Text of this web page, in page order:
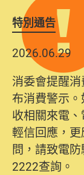
特別通告
2026.06.29
消委會提醒
布消費警示
收相關來電
輕信回應，
問，請致電
2222查詢。
2025.10.31
為提升使用
系統已經進行
10日起，消
名、電郵及
詢及建議。
方便日後作出